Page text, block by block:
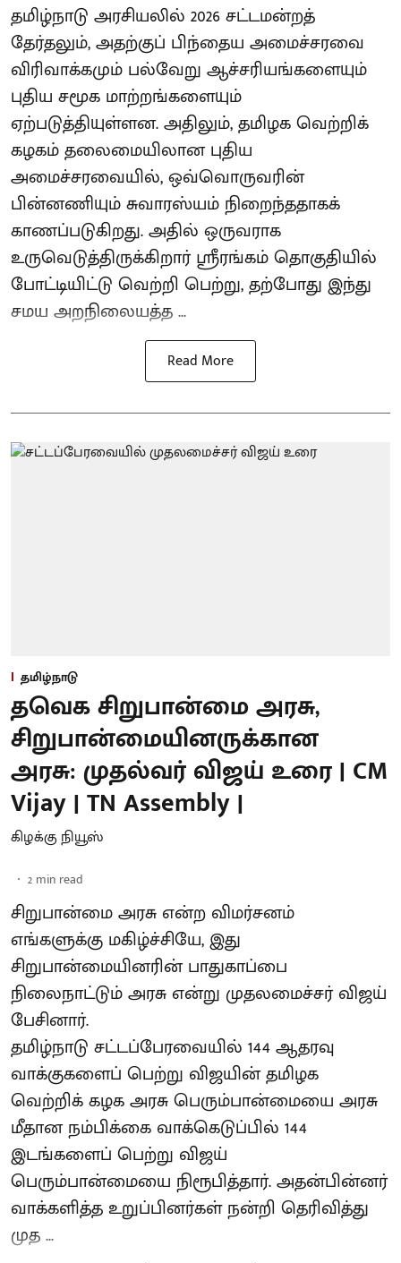
தமிழ்நாடு அரசியலில் 2026 சட்டமன்றத்
தேர்தலும், அதற்குப் பிந்தைய அமைச்சரவை
விரிவாக்கமும் பல்வேறு ஆச்சரியங்களையும்
புதிய சமூக மாற்றங்களையும்
ஏற்படுத்தியுள்ளன. அதிலும், தமிழக வெற்றிக்
கழகம் தலைமையிலான புதிய
அமைச்சரவையில், ஒவ்வொருவரின்
பின்னணியும் சுவாரஸ்யம் நிறைந்ததாகக்
காணப்படுகிறது. அதில் ஒருவராக
உருவெடுத்திருக்கிறார் ஸ்ரீரங்கம் தொகுதியில்
போட்டியிட்டு வெற்றி பெற்று, தற்போது இந்து
சமய அறநிலையத்த ...
Read More
தமிழ்நாடு
தவெக சிறுபான்மை அரசு,
சிறுபான்மையினருக்கான
அரசு: முதல்வர் விஜய் உரை | CM
Vijay | TN Assembly |
கிழக்கு நியூஸ்
2 min read
சிறுபான்மை அரசு என்ற விமர்சனம்
எங்களுக்கு மகிழ்ச்சியே, இது
சிறுபான்மையினரின் பாதுகாப்பை
நிலைநாட்டும் அரசு என்று முதலமைச்சர் விஜய்
பேசினார்.
தமிழ்நாடு சட்டப்பேரவையில் 144 ஆதரவு
வாக்குகளைப் பெற்று விஜயின் தமிழக
வெற்றிக் கழக அரசு பெரும்பான்மையை அரசு
மீதான நம்பிக்கை வாக்கெடுப்பில் 144
இடங்களைப் பெற்று விஜய்
பெரும்பான்மையை நிரூபித்தார். அதன்பின்னர்
வாக்களித்த உறுப்பினர்கள் நன்றி தெரிவித்து
முத ...